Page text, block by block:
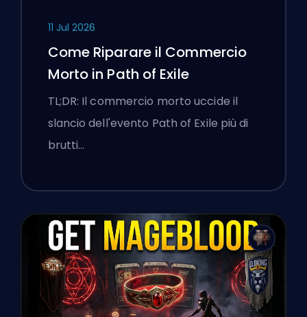
11 Jul 2026
Come Riparare il Commercio
Morto in Path of Exile
TL;DR: Il commercio morto uccide il
slancio dell'evento Path of Exile più di
brutti…